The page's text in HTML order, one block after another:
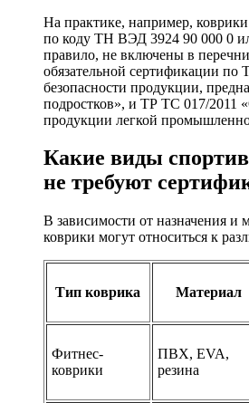
На практике, например,
по коду ТН ВЭД 3924 90 000 0
правило, не включены в
обязательной сертификации
безопасности продукции,
подростков», и ТР ТС 017/2011
продукции легкой
Какие виды
не требуют
В зависимости от назначения и
коврики могут относиться к
Тип коврика Материал
Фитнес-
коврики
ПВХ, EVA,
резина